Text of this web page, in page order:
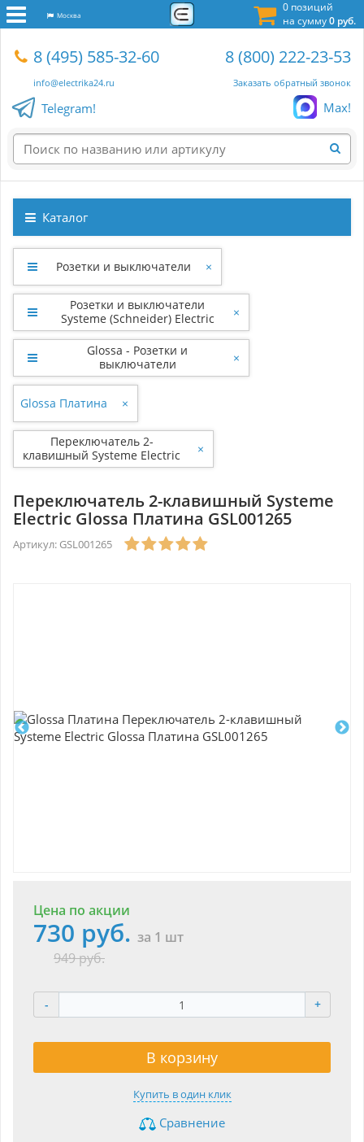
0 позиций
на сумму0 руб.
Москва
8 (495) 585-32-60
info@electrika24.ru
8 (800) 222-23-53
Заказать обратный звонок
Telegram! Max!
Каталог
Розетки и выключатели ×
Розетки и выключатели
Systeme (Schneider) Electric
×
Glossa - Розетки и
выключатели
×
Glossa Платина ×
Переключатель 2-
клавишный Systeme Electric
Glossa Платина GSL001265
×
Переключатель 2-клавишный Systeme
Electric Glossa Платина GSL001265
Артикул: GSL001265
Цена по акции
730 руб. за 1 шт
949 руб.
- +
В корзину
Купить в один клик
Сравнение